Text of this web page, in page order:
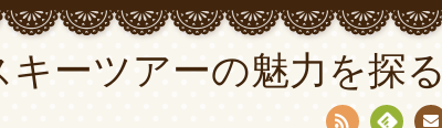
ーツアーの魅力を探る